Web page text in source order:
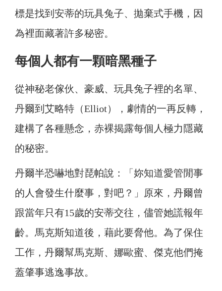
標是找到安蒂的玩具兔子、拋棄式手機，因
為裡面藏著許多秘密。
每個人都有一顆暗黑種子
從神秘老傢伙、豪威、玩具兔子裡的名單、
丹爾到艾略特（Elliot），劇情的一再反轉，
建構了各種懸念，赤裸揭露每個人極力隱藏
的秘密。
丹爾半恐嚇地對琵帕說：「妳知道愛管閒事
的人會發生什麼事，對吧？」原來，丹爾曾
跟當年只有15歲的安蒂交往，儘管她謊報年
齡。馬克斯知道後，藉此要脅他。為了保住
工作，丹爾幫馬克斯、娜歐蜜、傑克他們掩
蓋肇事逃逸事故。